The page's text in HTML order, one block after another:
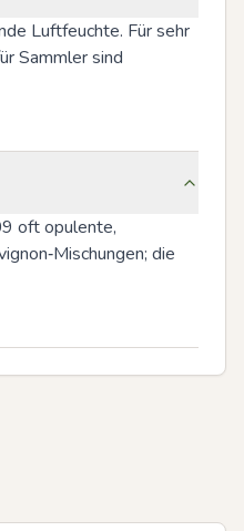
Luftfeuchte. Für sehr
Sammler sind
oft opulente,
die